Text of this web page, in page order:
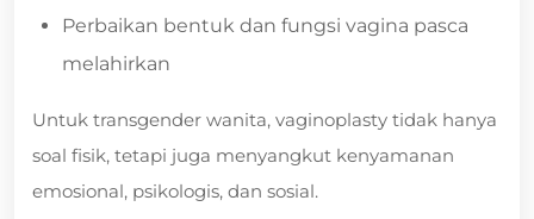
Perbaikan bentuk dan fungsi vagina pasca
melahirkan
Untuk transgender wanita, vaginoplasty tidak hanya
soal fisik, tetapi juga menyangkut kenyamanan
emosional, psikologis, dan sosial.